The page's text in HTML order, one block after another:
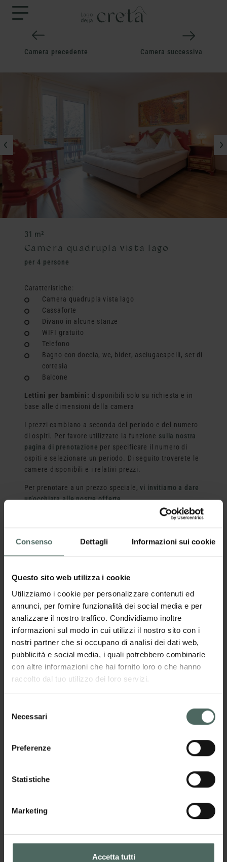
Consenso Dettagli Informazioni sui cookie
Questo sito web utilizza i cookie
Utilizziamo i cookie per personalizzare contenuti ed
annunci, per fornire funzionalità dei social media e per
analizzare il nostro traffico. Condividiamo inoltre
informazioni sul modo in cui utilizzi il nostro sito con i
nostri partner che si occupano di analisi dei dati web,
pubblicità e social media, i quali potrebbero combinarle
con altre informazioni che hai fornito loro o che hanno
raccolto dal tuo utilizzo dei loro servizi.
delNecessari
Preferenze
Statistiche
Marketing
Accetta tutti
Camera precedente Camera successiva
31 m²
Camera quadrupla vista lago
per 4 persone
Caratteristiche:
Camera quadrupla vista lago
Cassaforte
Divano in alcune stanze
WIFI gratuito
Telefono
Bagno con doccia, wc, bidet, asciugacapelli, set di
cortesia
Balcone
Lettini per bambini: disponibili solo su richiesta e in
base alle dimensioni della camera
I prezzi cambiano a seconda del periodo e del numero
di ospiti. Per favore utilizzate la funzione sulla nostra
pagina di prenotazione per specificare il numero di
ospiti e selezionare un periodo. Di seguito troverete le
camere disponibili e i relativi prezzi.
Per prenotare a un prezzo speciale,vi invitiamo a dare
un’occhiata alle nostre offerte.
Informazioni su prenotazione, pagamento e disdetta.
Prenotare
Torna alla panoramica
Ipacchettidell’Hotel Lago della
creta